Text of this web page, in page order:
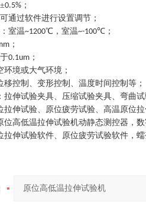
±0.5% ；
通过软件进行设置调节；
室温~1200℃，室温~-100℃；
；
0.1um ；
境或大气环境；
移控制、变形控制、温度时间控制等；
拉伸试验夹具、压缩试验夹具、弯曲
拉伸试验、原位疲劳试验、高温原位
位高低温拉伸试验机动静态测控器，数
拉伸试验软件、原位疲劳试验软件，